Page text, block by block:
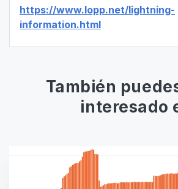
https://www.lopp.net/lightning-
information.html
También
interesado